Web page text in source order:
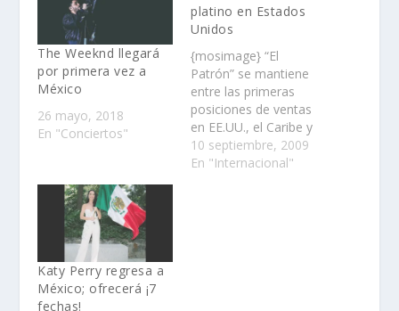
The Weeknd llegará
por primera vez a
México
26 mayo, 2018
En "Conciertos"
platino en Estados
Unidos
{mosimage} “El
Patrón” se mantiene
entre las primeras
posiciones de ventas
en EE.UU., el Caribe y
América Latina
Igualmente, el primer
10 septiembre, 2009
En "Internacional"
Katy Perry regresa a
México; ofrecerá ¡7
fechas!